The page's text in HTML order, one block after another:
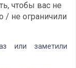
чтобы вас не
/ не ограничили
или заметили